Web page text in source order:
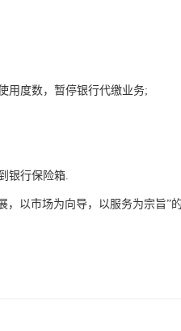
用度数，暂停银行代缴业务;
银行保险箱.
以市场为向导，以服务为宗旨”